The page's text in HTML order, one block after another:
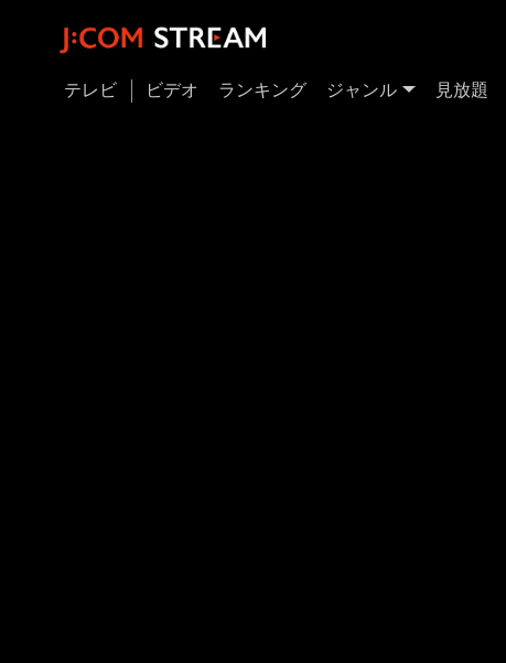
テレビ ビデオ ランキング ジャンル 見放題